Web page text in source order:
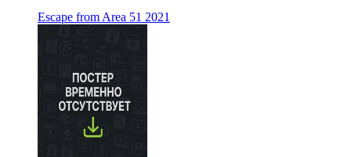
Escape from Area 51 2021